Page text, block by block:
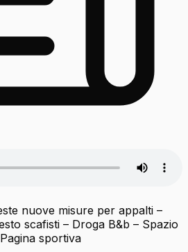
nuove misure per appalti –
scafisti – Droga B&b – Spazio
sportiva